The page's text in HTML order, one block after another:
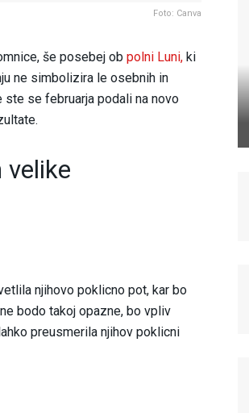
Foto: Canva
še posebej ob polni Luni, ki
ne simbolizira le osebnih in
se februarja podali na novo
velike
njihovo poklicno pot, kar bo
bodo takoj opazne, bo vpliv
preusmerila njihov poklicni